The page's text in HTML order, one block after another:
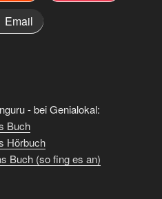
Email
- bei Genialokal:
Buch
Hörbuch
Buch (so fing es an)